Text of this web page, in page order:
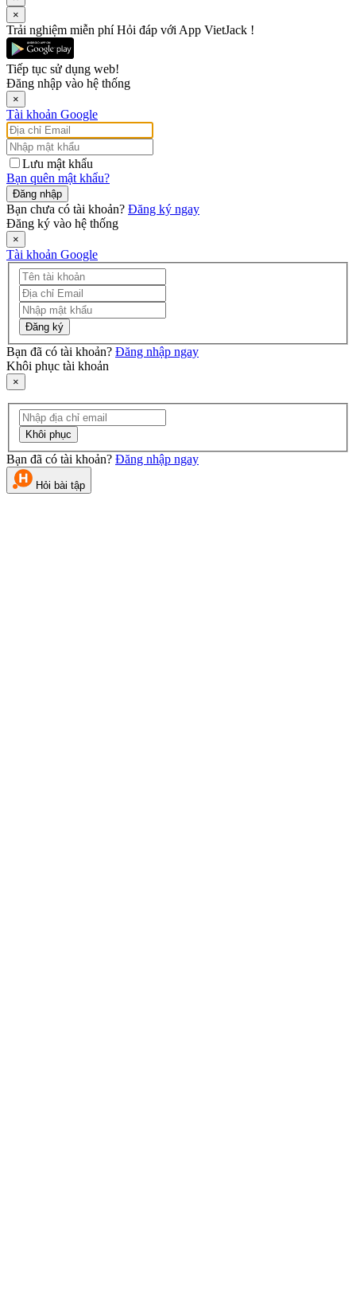
×
Trải nghiệm miễn phí Hỏi đáp với App VietJack !
Tiếp tục sử dụng web!
Đăng nhập vào hệ thống
×
Tài khoản Google
Lưu mật khẩu
Bạn quên mật khẩu?
Đăng nhập
Bạn chưa có tài khoản? Đăng ký ngay
Đăng ký vào hệ thống
×
Tài khoản Google
Đăng ký
Bạn đã có tài khoản? Đăng nhập ngay
Khôi phục tài khoản
×
Khôi phục
Bạn đã có tài khoản? Đăng nhập ngay
Hỏi bài tập